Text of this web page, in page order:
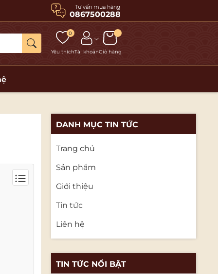
Tư vấn mua hàng
0867500288
0
Yêu thíchTài khoảnGiỏ hàng
DANH MỤC TIN TỨC
Trang chủ
Sản phẩm
Giới thiệu
Tin tức
Liên hệ
TIN TỨC NỔI BẬT